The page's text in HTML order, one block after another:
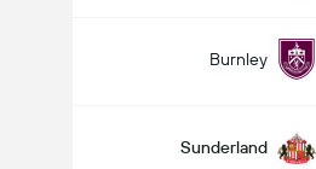
Burnley
Sunderland